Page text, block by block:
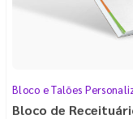
Bloco e Talões
Bloco de